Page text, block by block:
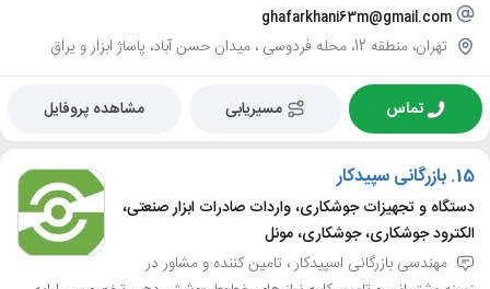
ghafarkhani63m@gmail.com
تهران، منطقه 12، محله فردوسی ، میدان حسن آباد، پاساژ ابزار و یراق
تماس مسیریابی مشاهده پروفایل
15. بازرگانی سپیدکار
دستگاه و تجهیزات جوشکاری، واردات صادرات ابزار صنعتی،
الکترود جوشکاری، جوشکاری، مونل
مهندسی بازرگانی اسپیدکار ، تامین کننده و مشاور در